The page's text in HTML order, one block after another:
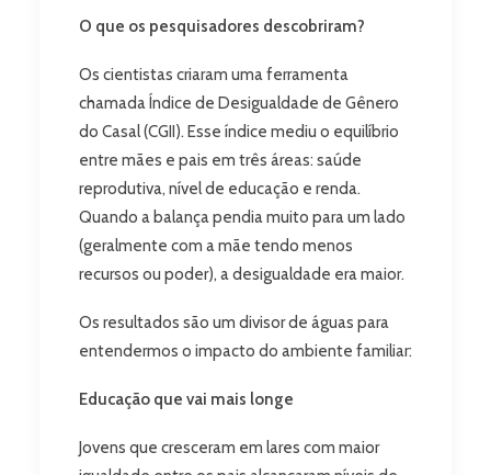
O que os pesquisadores descobriram?
Os cientistas criaram uma ferramenta
chamada Índice de Desigualdade de Gênero
do Casal (CGII). Esse índice mediu o equilíbrio
entre mães e pais em três áreas: saúde
reprodutiva, nível de educação e renda.
Quando a balança pendia muito para um lado
(geralmente com a mãe tendo menos
recursos ou poder), a desigualdade era maior.
Os resultados são um divisor de águas para
entendermos o impacto do ambiente familiar:
Educação que vai mais longe
Jovens que cresceram em lares com maior